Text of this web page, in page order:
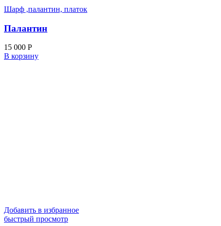
Шарф ,палантин, платок
Палантин
15 000 Р
В корзину
Добавить в избранное
быстрый просмотр